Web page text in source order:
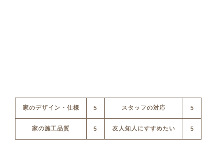
家のデザイン・仕様 5 スタッフの対応 5
家の施工品質 5 友人知人にすすめたい 5